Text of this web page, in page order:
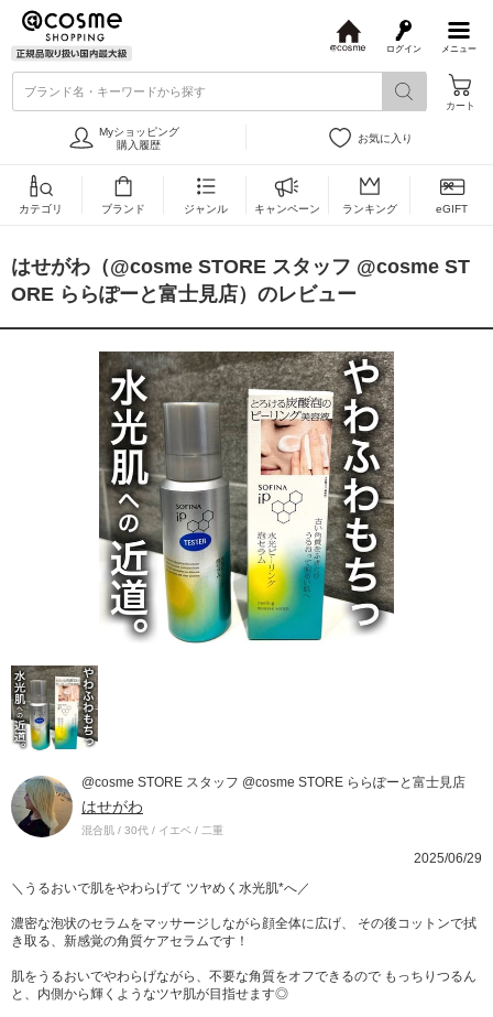
メニュー
ログイン
s
ブランド名・キーワードから探す
カート
Myショッピング
購入履歴
お気に入り
カテゴリ ブランド ジャンル キャンペーン ランキング eGIFT
はせがわ（@cosme STORE スタッフ @cosme ST
ORE ららぽーと富士見店）のレビュー
@cosme STORE スタッフ @cosme STORE ららぽーと富士見店
はせがわ
混合肌 / 30代 / イエベ / 二重
2025/06/29
＼うるおいで肌をやわらげて ツヤめく水光肌*へ／
濃密な泡状のセラムをマッサージしながら顔全体に広げ、 その後コットンで拭
き取る、新感覚の角質ケアセラムです！
肌をうるおいでやわらげながら、不要な角質をオフできるので もっちりつるん
と、内側から輝くようなツヤ肌が目指せます◎